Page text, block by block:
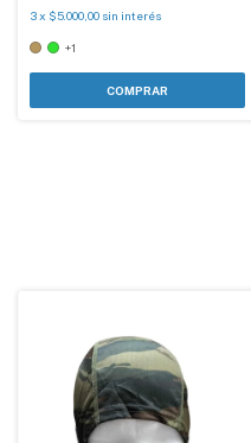
3x $5.000,00 sin interés
+1
COMPRAR